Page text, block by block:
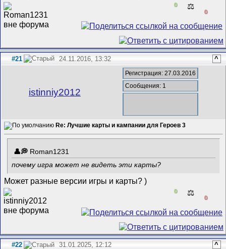
0 ⚖️
0
#21 24.11.2016, 13:32 ^
istinniy2012
Регистрация: 27.03.2016
Сообщения: 1
Re: Лучшие карты и кампании для Героев 3
Roman1231
почему игра может не видеть эти карты?
Может разные версии игры и карты? )
0 ⚖️
0
#22 31.01.2025, 12:12 ^